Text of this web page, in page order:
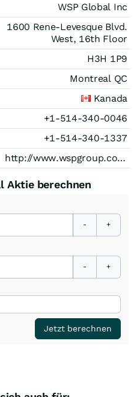
WSP Global Inc
1600 Rene-Levesque Blvd.
West, 16th Floor
H3H 1P9
Montreal QC
Kanada
+1-514-340-0046
+1-514-340-1337
http://www.wspgroup.com/
Aktie berechnen
- +
- +
Jetzt berechnen